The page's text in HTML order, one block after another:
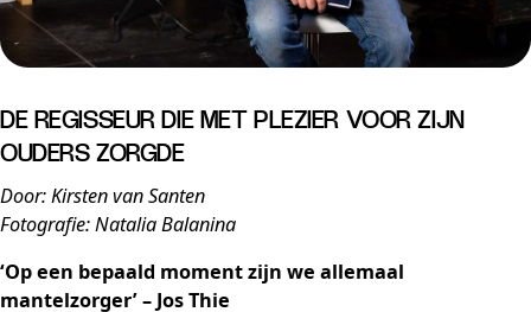
DE REGISSEUR DIE MET PLEZIER VOOR ZIJN
OUDERS ZORGDE
Door: Kirsten van Santen
Fotografie: Natalia Balanina
‘Op een bepaald moment zijn we allemaal
mantelzorger’ – Jos Thie